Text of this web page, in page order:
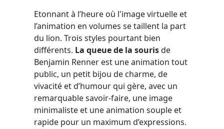
Etonnant à l’heure où l'image virtuelle et
l’animation en volumes se taillent la part
du lion. Trois styles pourtant bien
différents. La queue de la sourisde
Benjamin Renner est une animation tout
public, un petit bijou de charme, de
vivacité et d’humour qui gère, avec un
remarquable savoir-faire, une image
minimaliste et une animation souple et
rapide pour un maximum d’expressions.